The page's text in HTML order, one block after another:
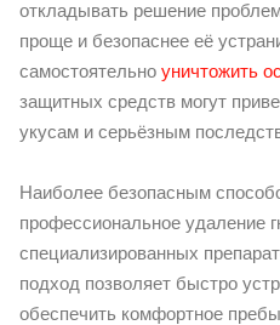
откладывать решение
проще и безопаснее её
самостоятельно уничтожить
защитных средств могут
укусам и серьёзным
Наиболее безопасным
профессиональное удаление
специализированных
подход позволяет быстро
обеспечить комфортное